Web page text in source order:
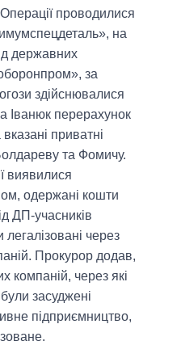
проводилися
на
державних
за
здійснювалися
Іванюк перерахунок
приватні
та Фомичу.
виявилися
одержані кошти
ДП-учасників
через
Прокурор додав,
компаній, через які
засуджені
підприємництво,